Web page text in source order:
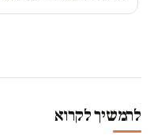
להמשיך לקרוא